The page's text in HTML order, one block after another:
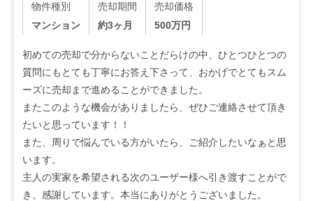
物件種別
マンション
売却期間
約3ヶ月
売却価格
500万円
初めての売却で分からないことだらけの中、ひとつひとつの
質問にもとても丁寧にお答え下さって、おかげでとてもスム
ーズに売却まで進めることができました。
またこのような機会がありましたら、ぜひご連絡させて頂き
たいと思っています！！
また、周りで悩んでいる方がいたら、ご紹介したいなぁと思
います。
主人の実家を希望される次のユーザー様へ引き渡すことがで
き、感謝しています。本当にありがとうございました。